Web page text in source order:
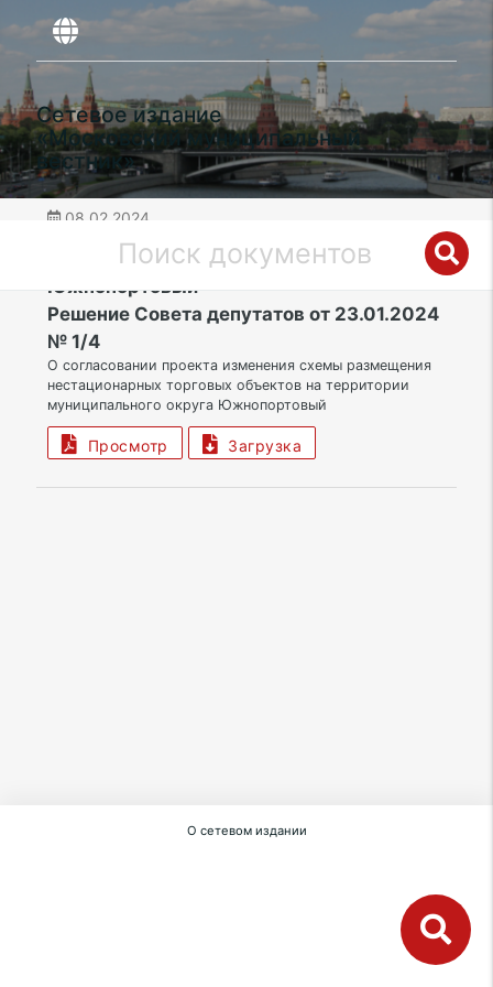
Сетевое издание
«Московский муниципальный
вестник»
08.02.2024
ЮВАО | Муниципальный округ
Южнопортовый
Решение Совета депутатов от 23.01.2024
№ 1/4
О согласовании проекта изменения схемы размещения
нестационарных торговых объектов на территории
муниципального округа Южнопортовый
Просмотр Загрузка
О сетевом издании